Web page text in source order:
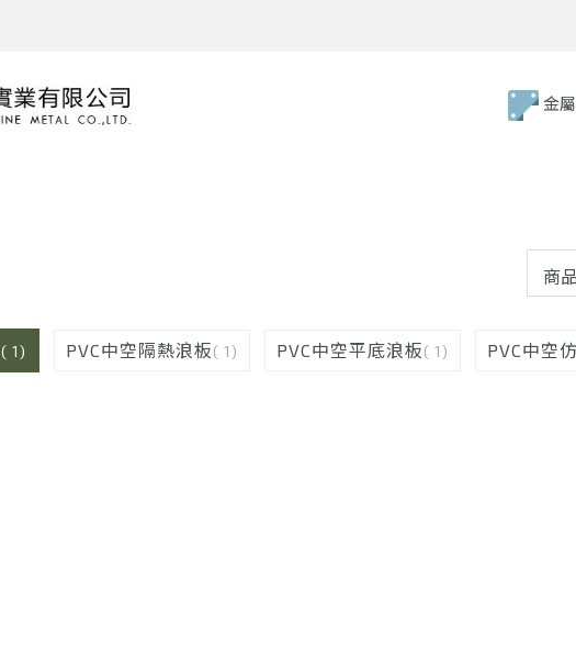
金
( 1) PVC中空隔熱浪板( 1) PVC中空平底浪板( 1) PVC中空